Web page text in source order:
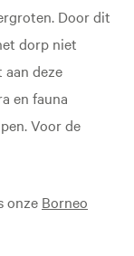
Door dit
dorp niet
aan deze
en fauna
Voor de
onze Borneo